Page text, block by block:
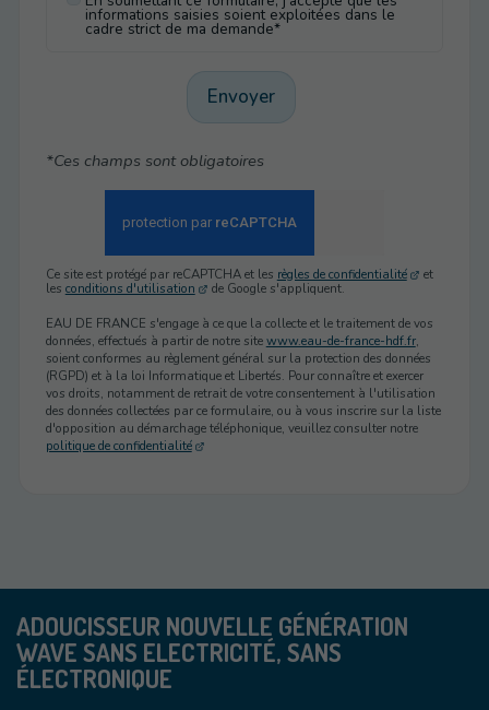
informations saisies soient exploitées dans le
cadre strict de ma demande*
Envoyer
*Ces champs sont obligatoires
Ce site est protégé par reCAPTCHA et les règles de confidentialité
et
les conditions d'utilisation
de Google s'appliquent.
EAU DE FRANCE s'engage à ce que la collecte et le traitement de vos
données, effectués à partir de notre sitewww.eau-de-france-hdf.fr,
soient conformes au règlement général sur la protection des données
(RGPD) et à la loi Informatique et Libertés. Pour connaître et exercer
vos droits, notamment de retrait de votre consentement à l'utilisation
des données collectées par ce formulaire, ou à vous inscrire sur la liste
d'opposition au démarchage téléphonique, veuillez consulter notre
politique de confidentialité
ADOUCISSEUR NOUVELLE GÉNÉRATION
WAVE SANS ELECTRICITÉ, SANS
ÉLECTRONIQUE